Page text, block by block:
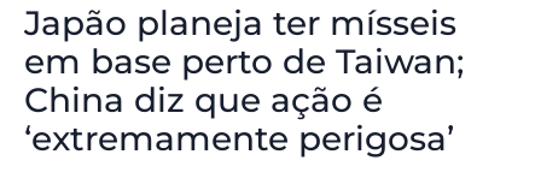
Japão planeja ter mísseis
em base perto de Taiwan;
China diz que ação é
‘extremamente perigosa’